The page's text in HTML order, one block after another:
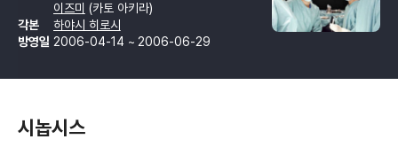
이즈미 (카토 아키라)
각본
하야시 히로시
방영일 2006-04-14 ~ 2006-06-29
시놉시스